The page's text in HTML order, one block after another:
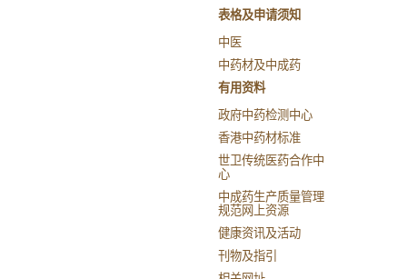
表格及申请须知
中医
中药材及中成药
有用资料
政府中药检测中心
香港中药材标准
世卫传统医药合作中
心
中成药生产质量管理
规范网上资源
健康资讯及活动
刊物及指引